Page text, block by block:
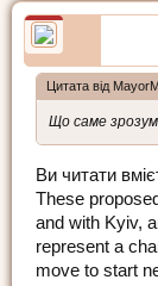
Цитата від
Що саме
Ви читати
These
and with Kyiv,
represent a
move to start